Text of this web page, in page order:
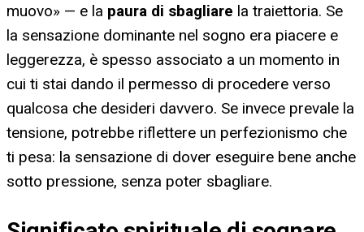
muovo» — e la paura di sbagliare la traiettoria. Se
la sensazione dominante nel sogno era piacere e
leggerezza, è spesso associato a un momento in
cui ti stai dando il permesso di procedere verso
qualcosa che desideri davvero. Se invece prevale la
tensione, potrebbe riflettere un perfezionismo che
ti pesa: la sensazione di dover eseguire bene anche
sotto pressione, senza poter sbagliare.